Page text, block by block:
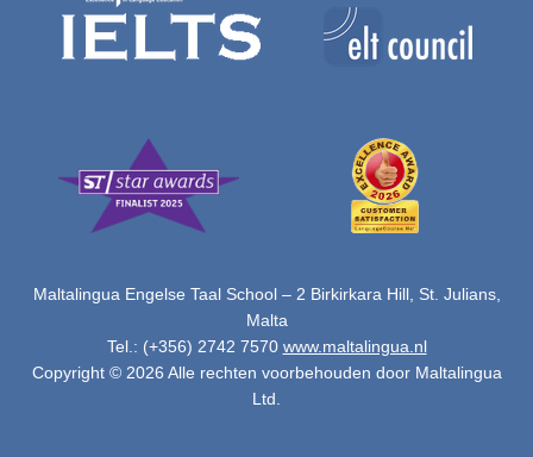
Maltalingua Engelse Taal School – 2 Birkirkara Hill, St. Julians,
Malta
Tel.: (+356) 2742 7570 www.maltalingua.nl
Copyright © 2026 Alle rechten voorbehouden door Maltalingua
Ltd.